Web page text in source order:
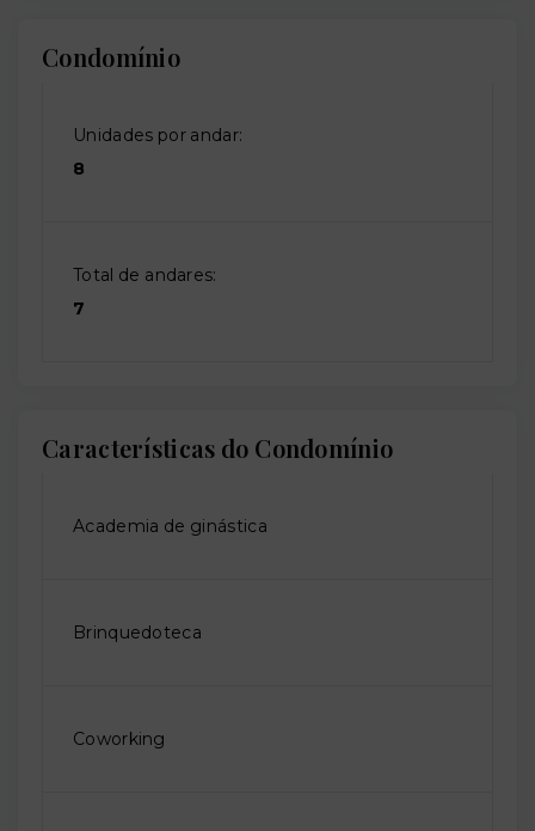
Condomínio
Unidades por andar:
8
Total de andares:
7
Características do Condomínio
Academia de ginástica
Brinquedoteca
Coworking